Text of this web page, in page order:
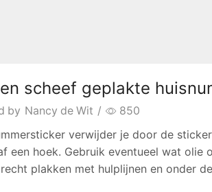
scheef geplakte
by Nancy de Wit / 850
verwijder je door de
een hoek. Gebruik eventueel wat
plakken met hulplijnen en onder